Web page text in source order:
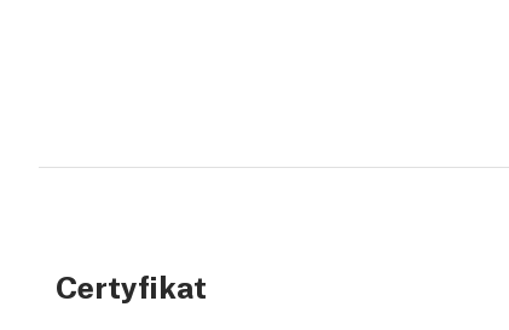
Certyfikat